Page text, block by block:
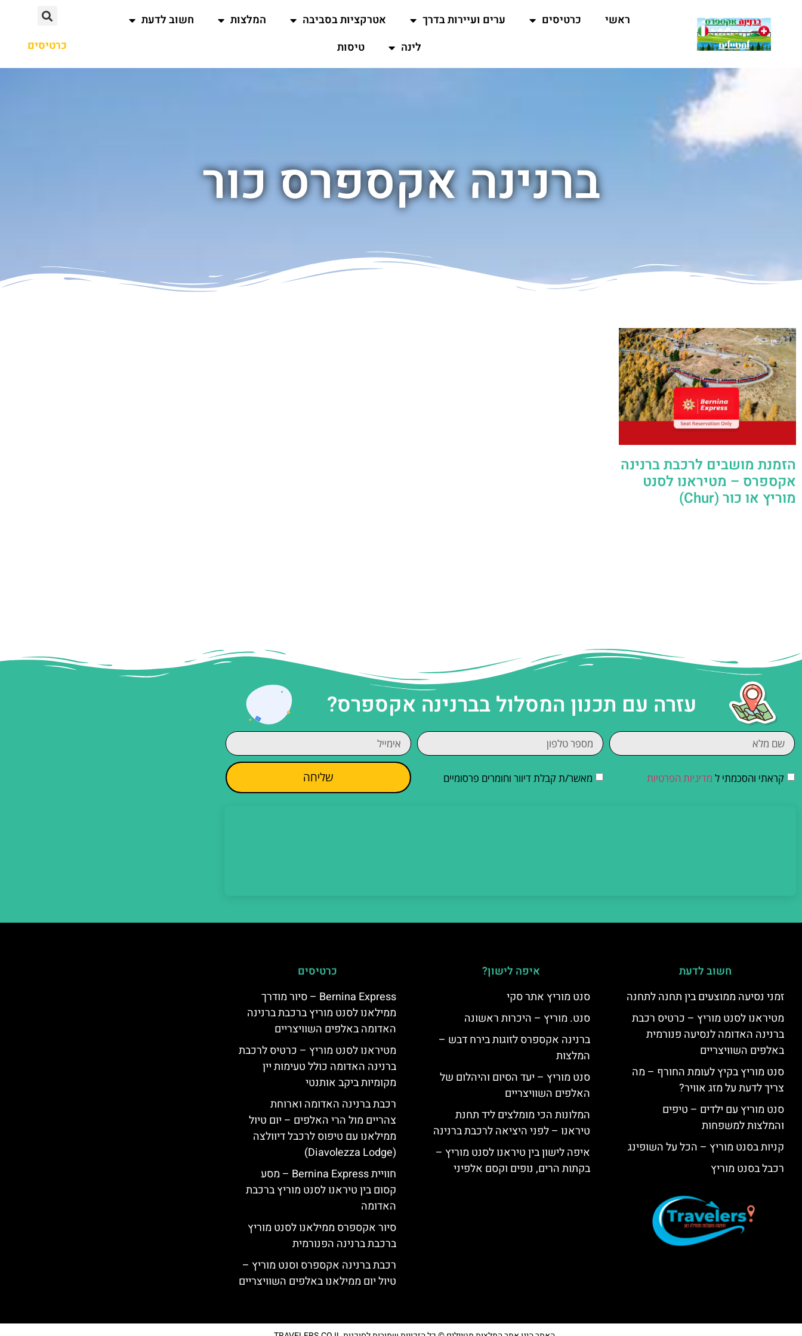
ראשי כרטיסים ערים ועיירות בדרך אטרקציות בסביבה המלצות
חשוב לדעת
לינה
טיסות כרטיסים
ברנינה אקספרס כור
הזמנת מושבים לרכבת ברנינה
אקספרס – מטיראנו לסנט
מוריץ או כור (Chur)
עזרה עם תכנון המסלול בברנינה אקספרס?
קראתי והסכמתי ל מדיניות הפרטיות מאשר/ת קבלת דיוור וחומרים פרסומיים שליחה
חשוב לדעת
זמני נסיעה ממוצעים בין תחנה לתחנה
מטיראנו לסנט מוריץ – כרטיס רכבת
ברנינה האדומה לנסיעה פנורמית
באלפים השוויצריים
סנט מוריץ בקיץ לעומת החורף – מה
צריך לדעת על מזג אוויר?
סנט מוריץ עם ילדים – טיפים
והמלצות למשפחות
קניות בסנט מוריץ – הכל על השופינג
רכבל בסנט מוריץ
איפה לישון?
סנט מוריץ אתר סקי
סנט. מוריץ – היכרות ראשונה
ברנינה אקספרס לזוגות בירח דבש –
המלצות
סנט מוריץ – יעד הסיום והיהלום של
האלפים השוויצריים
המלונות הכי מומלצים ליד תחנת
טיראנו – לפני היציאה לרכבת ברנינה
איפה לישון בין טיראנו לסנט מוריץ –
בקתות הרים, נופים וקסם אלפיני
כרטיסים
Bernina Express – סיור מודרך
ממילאנו לסנט מוריץ ברכבת ברנינה
האדומה באלפים השוויצריים
מטיראנו לסנט מוריץ – כרטיס לרכבת
ברנינה האדומה כולל טעימות יין
מקומיות ביקב אותנטי
רכבת ברנינה האדומה וארוחת
צהריים מול הרי האלפים – יום טיול
ממילאנו עם טיפוס לרכבל דיוולצה
(Diavolezza Lodge)
חוויית Bernina Express – מסע
קסום בין טיראנו לסנט מוריץ ברכבת
האדומה
סיור אקספרס ממילאנו לסנט מוריץ
ברכבת ברנינה הפנורמית
רכבת ברנינה אקספרס וסנט מוריץ –
טיול יום ממילאנו באלפים השוויצריים